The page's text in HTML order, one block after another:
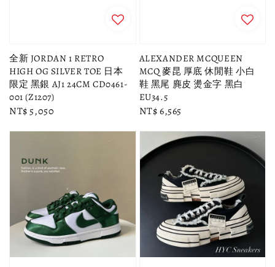
全新 JORDAN 1 RETRO
HIGH OG SILVER TOE 日本
限定 黑銀 AJ1 24CM CD0461-
001 (Z1207)
Regular
NT$ 5,050
ALEXANDER MCQUEEN
MCQ 麥昆 厚底 休閒鞋 小白
鞋 黑尾 麂皮 燙金字 黑白
EU34.5
Regular
NT$ 6,565